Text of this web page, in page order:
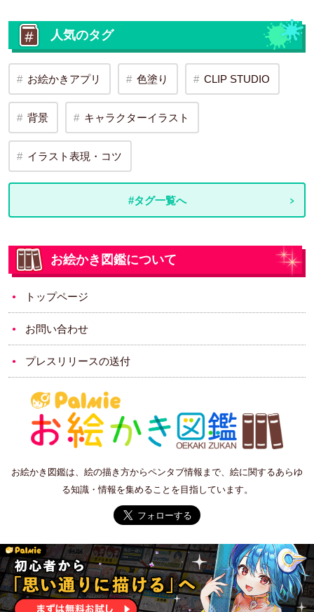
人気のタグ
お絵かきアプリ 色塗り CLIP STUDIO
背景 キャラクターイラスト
イラスト表現・コツ
#タグ一覧へ
お絵かき図鑑について
トップページ
お問い合わせ
プレスリリースの送付
お絵かき図鑑は、絵の描き方からペンタブ情報まで、絵に関するあらゆ
る知識・情報を集めることを目指しています。